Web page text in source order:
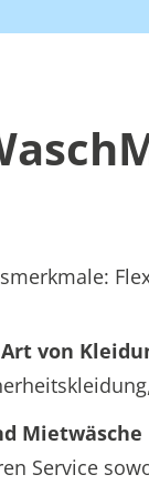
von
Mietwäsche
Service